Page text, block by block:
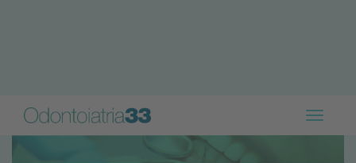
Toggle